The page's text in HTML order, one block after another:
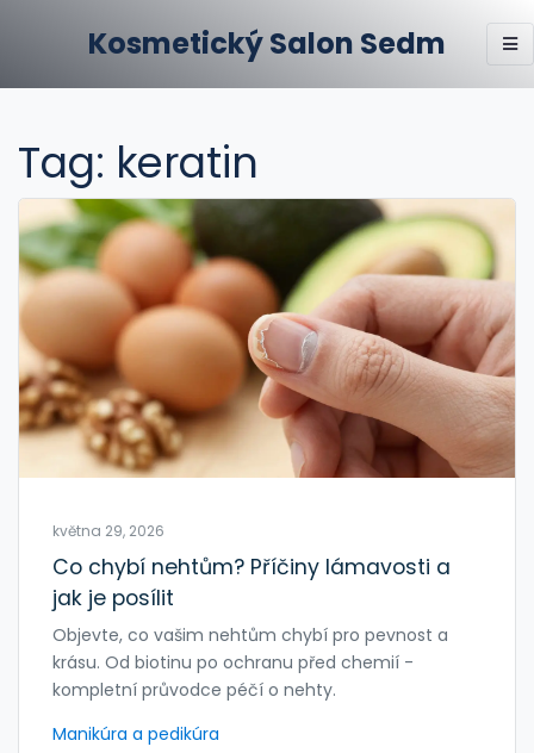
Kosmetický Salon Sedm
Tag: keratin
května 29, 2026
Co chybí nehtům? Příčiny lámavosti a
jak je posílit
Objevte, co vašim nehtům chybí pro pevnost a
krásu. Od biotinu po ochranu před chemií -
kompletní průvodce péčí o nehty.
Manikúra a pedikúra